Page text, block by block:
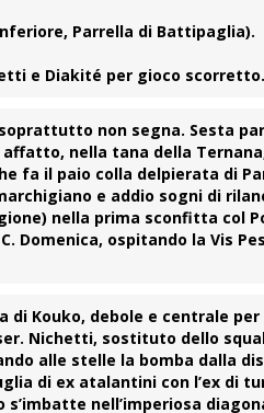
Parrella di Battipaglia).
e Diakité per gioco scorretto.
non segna. Sesta
affatto, nella tana della Ternana
fa il paio colla delpierata di
e addio sogni di
nella prima sconfitta col
Domenica, ospitando la Vis
di Kouko, debole e centrale
Nichetti, sostituto dello
alle stelle la bomba dalla
di ex atalantini con l’ex di
nell’imperiosa